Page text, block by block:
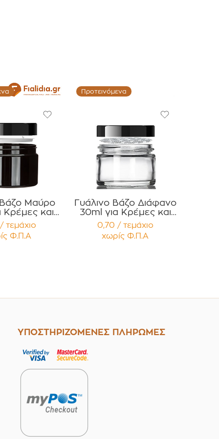
Βάζο Μαύρο
Κρέμες και
με Μαύρο
Καπάκι
τεμάχιο
Φ.Π.Α
Προτεινόμενα
Γυάλινο Βάζο Διάφανο
30ml για Κρέμες και
Κηραλοιφές με Μαύρο
Γυαλιστερό Καπάκι PP
Liner Συσκευασία 12
0,70 / τεμάχιο
χωρίς Φ.Π.Α
ΥΠΟΣΤΗΡΙΖΟΜΕΝΕΣ ΠΛΗΡΩΜΕΣ